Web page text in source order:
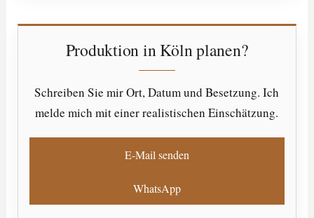
Produktion in Köln planen?
Schreiben Sie mir Ort, Datum und Besetzung. Ich
melde mich mit einer realistischen Einschätzung.
E-Mail senden
WhatsApp